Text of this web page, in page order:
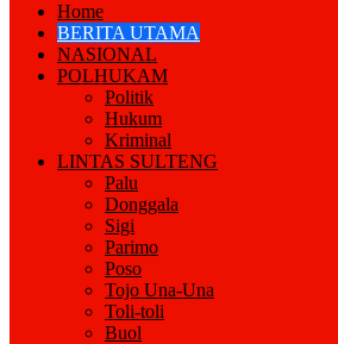
Home
BERITA UTAMA
NASIONAL
POLHUKAM
Politik
Hukum
Kriminal
LINTAS SULTENG
Palu
Donggala
Sigi
Parimo
Poso
Tojo Una-Una
Toli-toli
Buol